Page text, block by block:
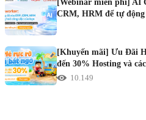
[Webinar miễn phí] AI
CRM, HRM để tự động
[Khuyến mãi] Ưu Đãi
đến 30% Hosting và
10.149